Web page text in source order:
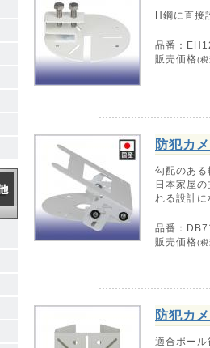
H鋼に直接
品番：
販売価格(
防犯カ
勾配のあ
日本家屋
れる設計
品番：
販売価格(
防犯カ
適合ポー